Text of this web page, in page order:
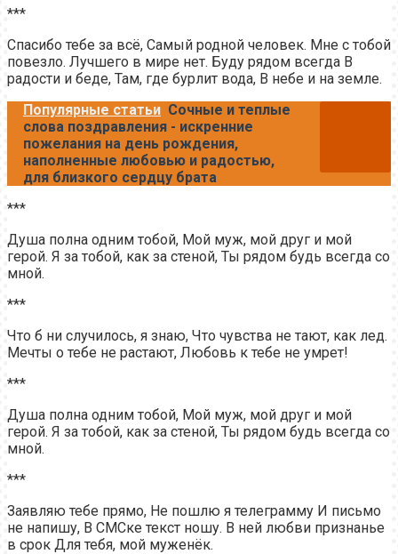
***
Спасибо тебе за всё, Самый родной человек. Мне с тобой
повезло. Лучшего в мире нет. Буду рядом всегда В
радости и беде, Там, где бурлит вода, В небе и на земле.
Популярные статьи Сочные и теплые
слова поздравления - искренние
пожелания на день рождения,
наполненные любовью и радостью,
для близкого сердцу брата
***
Душа полна одним тобой, Мой муж, мой друг и мой
герой. Я за тобой, как за стеной, Ты рядом будь всегда со
мной.
***
Что б ни случилось, я знаю, Что чувства не тают, как лед.
Мечты о тебе не растают, Любовь к тебе не умрет!
***
Душа полна одним тобой, Мой муж, мой друг и мой
герой. Я за тобой, как за стеной, Ты рядом будь всегда со
мной.
***
Заявляю тебе прямо, Не пошлю я телеграмму И письмо
не напишу, В СМСке текст ношу. В ней любви признанье
в срок Для тебя, мой муженёк.